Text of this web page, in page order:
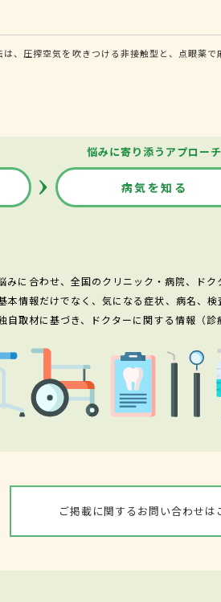
、圧搾空気を吹きつける非接触型と、点眼薬
悩みに寄り添うアプローチ
病気を知る
みに合わせ、全国のクリニック・病院、ド
情報だけでなく、気になる症状、病名、
自取材に基づき、ドクターに関する情報（診
ご掲載に関するお問い合わせは